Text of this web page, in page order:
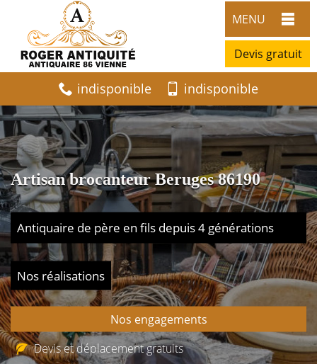
MENU
Devis gratuit
indisponible indisponible
Artisan brocanteur Beruges 86190
Antiquaire de père en fils depuis 4 générations
Nos réalisations
Nos engagements
Devis et déplacement gratuits